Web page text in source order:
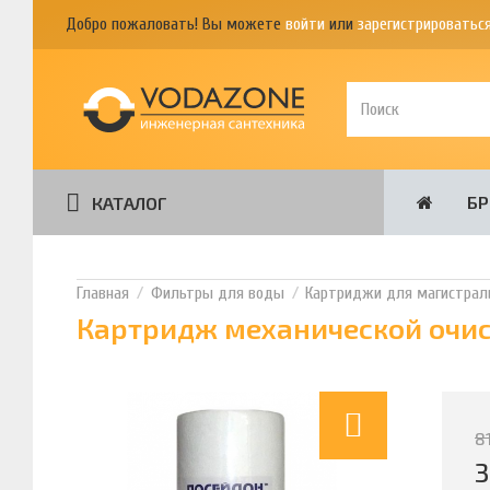
Добро пожаловать! Вы можете войти или
КАТАЛОГ
Фильтры для воды Картриджи для
Картридж механической